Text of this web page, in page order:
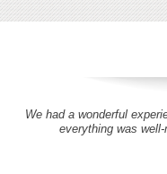
We had a wonderful
everything was